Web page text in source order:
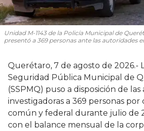
Unidad M-1143 de la Policía Municipal de
presentó a 369 personas ante las autoridades
Querétaro, 7 de agosto de 2026.-
Seguridad Pública Municipal de
(SSPMQ) puso a disposición de
investigadoras a 369 personas
común y federal durante julio de
con el balance mensual de la